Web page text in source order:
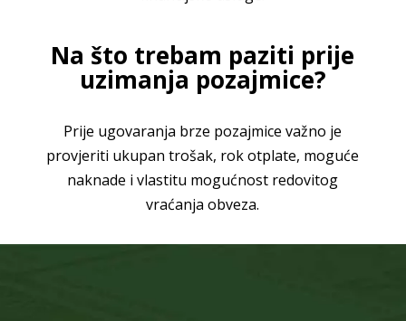
Na što trebam paziti prije
uzimanja pozajmice?
Prije ugovaranja brze pozajmice važno je
provjeriti ukupan trošak, rok otplate, moguće
naknade i vlastitu mogućnost redovitog
vraćanja obveza.